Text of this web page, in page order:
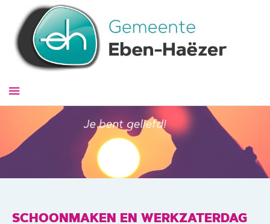
inhoud
Hoofdmenu
SCHOONMAKEN EN WERKZATERDAG